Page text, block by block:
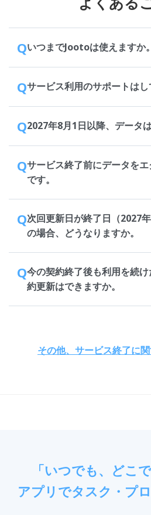
QいつまでJootoは使えますか。
Qサービス利用のサポートはし
Q2027年8月1日以降、データ
Qサービス終了前にデータを
です。
Q次回更新日が終了日（2027
の場合、どうなりますか。
Q今の契約終了後も利用を続
約更新はできますか。
その他、サービス終了に
「いつでも、どこ
アプリでタスク・プ